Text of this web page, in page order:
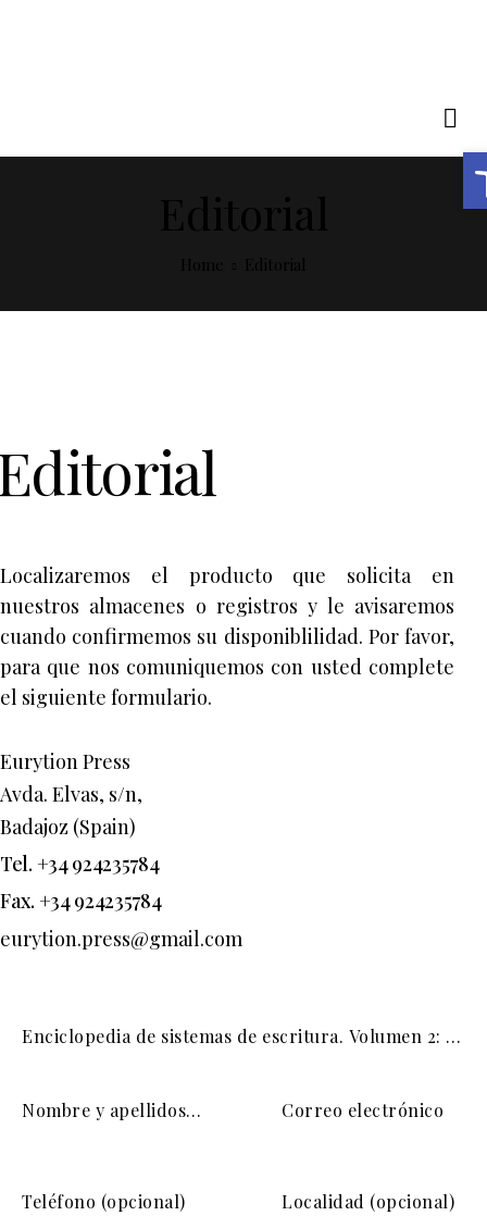
Localizaremos el producto que solicita en
nuestros almacenes o registros y le avisaremos
cuando confirmemos su disponiblilidad. Por favor,
para que nos comuniquemos con usted complete
el siguiente formulario.
Eurytion Press
Avda. Elvas, s/n,
Badajoz (Spain)
Tel. +34 924235784
Fax. +34 924235784
eurytion.press@gmail.com
Abrir barra